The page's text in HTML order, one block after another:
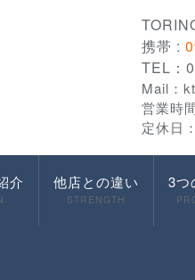
携帯 :
TEL：
Mail：
営業時
定休日
介 他店との違い
STRENGTH
3つ